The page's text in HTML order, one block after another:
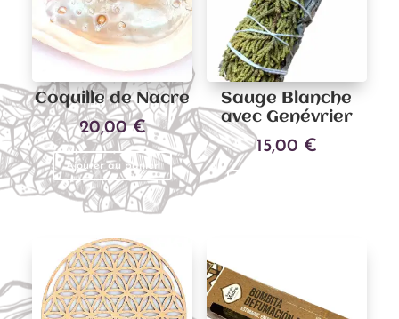
Coquille de Nacre
20,00€
Ajouter au panier
Sauge Blanche
avec Genévrier
15,00 €